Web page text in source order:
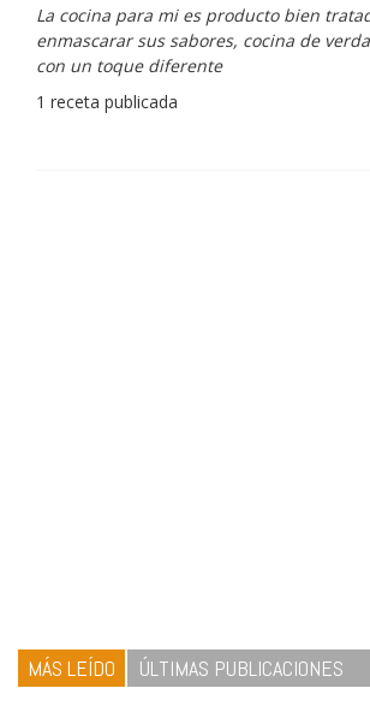
La cocina para mi es producto bien
enmascarar sus sabores, cocina de
con un toque diferente
1 receta publicada
MÁS LEÍDO ÚLTIMAS PUBLICACIONES